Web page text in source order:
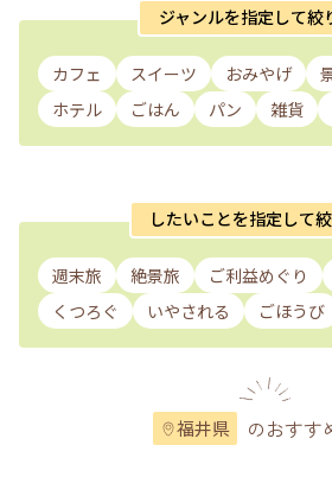
ジャンルを指定して絞
カフェ スイーツ おみやげ
ホテル
ごはん パン 雑貨
したいことを指定して
週末旅 絶景旅 ご利益めぐり
くつろぐ
いやされる ごほうび
福井県 のおすす